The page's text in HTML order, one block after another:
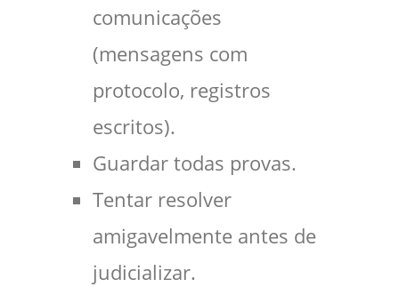
comunicações
(mensagens com
protocolo, registros
escritos).
Guardar todas provas.
Tentar resolver
amigavelmente antes de
judicializar.